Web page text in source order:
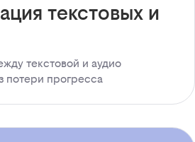
текстовых и
текстовой и аудио
потери прогресса